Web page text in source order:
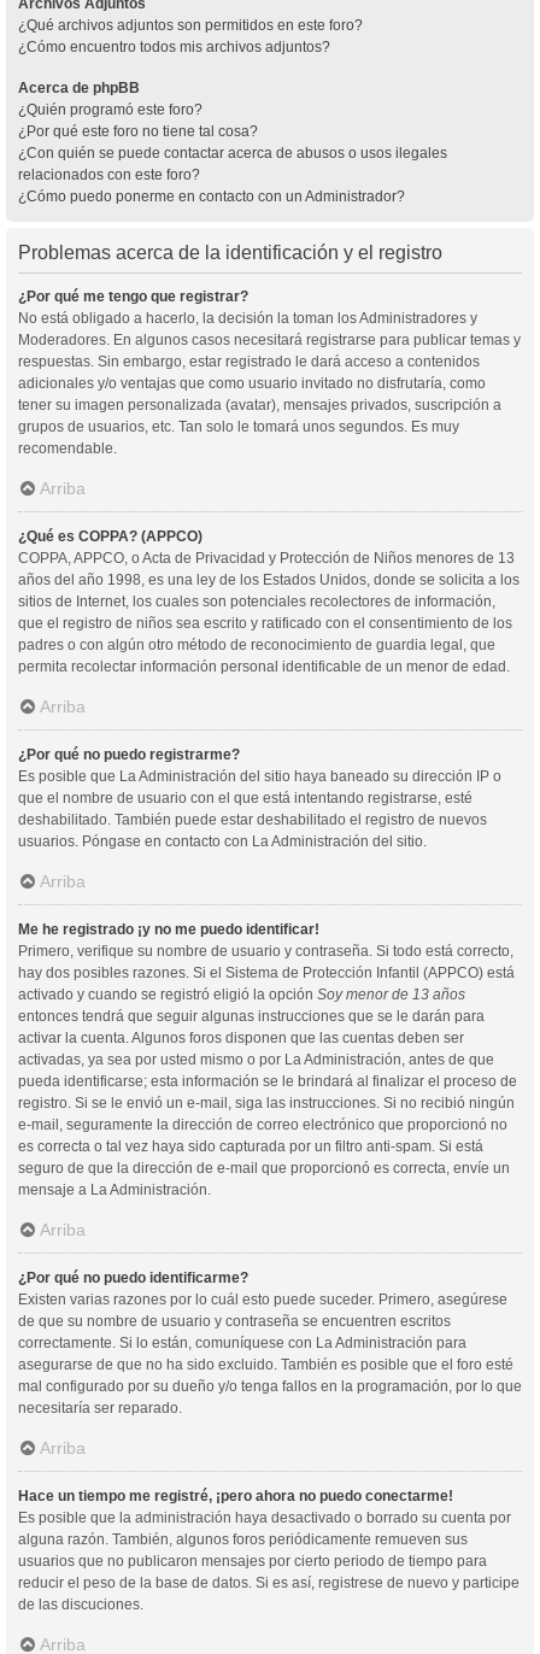
¿Qué archivos adjuntos son permitidos en este foro?
¿Cómo encuentro todos mis archivos adjuntos?
Acerca de phpBB
¿Quién programó este foro?
¿Por qué este foro no tiene tal cosa?
¿Con quién se puede contactar acerca de abusos o usos ilegales
relacionados con este foro?
¿Cómo puedo ponerme en contacto con un Administrador?
Problemas acerca de la identificación y el registro
¿Por qué me tengo que registrar?
No está obligado a hacerlo, la decisión la toman los Administradores y
Moderadores. En algunos casos necesitará registrarse para publicar temas y
respuestas. Sin embargo, estar registrado le dará acceso a contenidos
adicionales y/o ventajas que como usuario invitado no disfrutaría, como
tener su imagen personalizada (avatar), mensajes privados, suscripción a
grupos de usuarios, etc. Tan solo le tomará unos segundos. Es muy
recomendable.
Arriba
¿Qué es COPPA? (APPCO)
COPPA, APPCO, o Acta de Privacidad y Protección de Niños menores de 13
años del año 1998, es una ley de los Estados Unidos, donde se solicita a los
sitios de Internet, los cuales son potenciales recolectores de información,
que el registro de niños sea escrito y ratificado con el consentimiento de los
padres o con algún otro método de reconocimiento de guardia legal, que
permita recolectar información personal identificable de un menor de edad.
Arriba
¿Por qué no puedo registrarme?
Es posible que La Administración del sitio haya baneado su dirección IP o
que el nombre de usuario con el que está intentando registrarse, esté
deshabilitado. También puede estar deshabilitado el registro de nuevos
usuarios. Póngase en contacto con La Administración del sitio.
Arriba
Me he registrado ¡y no me puedo identificar!
Primero, verifique su nombre de usuario y contraseña. Si todo está correcto,
hay dos posibles razones. Si el Sistema de Protección Infantil (APPCO) está
activado y cuando se registró eligió la opción Soy menor de 13 años
entonces tendrá que seguir algunas instrucciones que se le darán para
activar la cuenta. Algunos foros disponen que las cuentas deben ser
activadas, ya sea por usted mismo o por La Administración, antes de que
pueda identificarse; esta información se le brindará al finalizar el proceso de
registro. Si se le envió un e-mail, siga las instrucciones. Si no recibió ningún
e-mail, seguramente la dirección de correo electrónico que proporcionó no
es correcta o tal vez haya sido capturada por un filtro anti-spam. Si está
seguro de que la dirección de e-mail que proporcionó es correcta, envíe un
mensaje a La Administración.
Arriba
¿Por qué no puedo identificarme?
Existen varias razones por lo cuál esto puede suceder. Primero, asegúrese
de que su nombre de usuario y contraseña se encuentren escritos
correctamente. Si lo están, comuníquese con La Administración para
asegurarse de que no ha sido excluido. También es posible que el foro esté
mal configurado por su dueño y/o tenga fallos en la programación, por lo que
necesitaría ser reparado.
Arriba
Hace un tiempo me registré, ¡pero ahora no puedo conectarme!
Es posible que la administración haya desactivado o borrado su cuenta por
alguna razón. También, algunos foros periódicamente remueven sus
usuarios que no publicaron mensajes por cierto periodo de tiempo para
reducir el peso de la base de datos. Si es así, registrese de nuevo y participe
de las discuciones.
Arriba